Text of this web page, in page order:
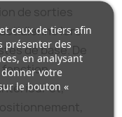
de sorties
lors
de base. De
fonction
et,
ceux de tiers afin
présenter des
en analysant
votre
le bouton «